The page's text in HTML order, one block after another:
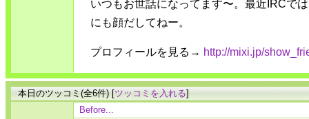
いつもお世話になってます〜。最近IRCで
にも顔だしてねー。
プロフィールを見る→ http://mixi.jp/
本日のツッコミ(全6件) [ツッコミを入れる]
Before...